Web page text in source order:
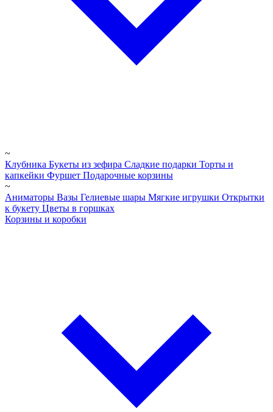
~
Клубника Букеты из зефира Сладкие подарки Торты и
капкейки Фуршет Подарочные корзины
~
Аниматоры Вазы Гелиевые шары Мягкие игрушки Открытки
к букету Цветы в горшках
Корзины и коробки